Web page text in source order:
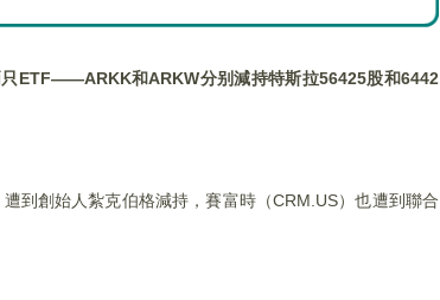
ETF——ARKK和ARKW分别減持特斯拉56425股和6442
到創始人紮克伯格減持，賽富時（CRM.US）也遭到聯合